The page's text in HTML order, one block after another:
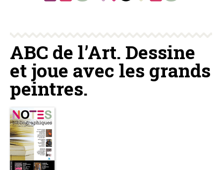
ABC de l’Art. Dessine
et joue avec les grands
peintres.